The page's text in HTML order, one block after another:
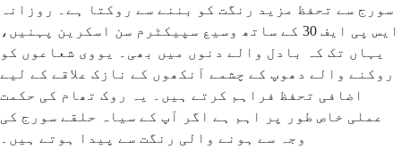
سورج سے تحفظ مزید رنگت کو بننے سے روکتا ہے۔ روزانہ
ایس پی ایف 30 کے ساتھ وسیع سپیکٹرم سن اسکرین پہنیں،
یہاں تک کہ بادل والے دنوں میں بھی۔ یووی شعاعوں کو
روکنے والے دھوپ کے چشمے آنکھوں کے نازک علاقے کے لیے
اضافی تحفظ فراہم کرتے ہیں۔ یہ روک تھام کی حکمت
عملی خاص طور پر اہم ہے اگر آپ کے سیاہ حلقے سورج کی
وجہ سے ہونے والی رنگت سے پیدا ہوتے ہیں۔